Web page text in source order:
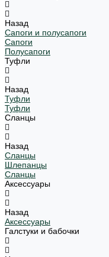
Назад
Сапоги и полусапоги
Сапоги
Полусапоги
Туфли
Назад
Туфли
Туфли
Сланцы
Назад
Сланцы
Шлепанцы
Сланцы
Аксессуары
Назад
Аксессуары
Галстуки и бабочки